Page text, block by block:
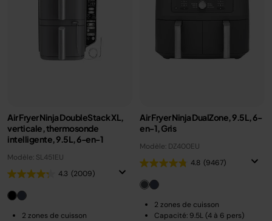
Air Fryer Ninja DoubleStack XL,
verticale, thermosonde
intelligente, 9.5L, 6-en-1
Modèle: SL451EU
4.3 (2009)
2 zones de cuisson
Air Fryer Ninja DualZone, 9.5L, 6-
en-1, Gris
Modèle: DZ400EU
4.8 (9467)
2 zones de cuisson
Capacité: 9.5L (4 à 6 pers)